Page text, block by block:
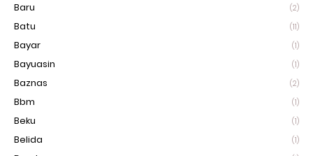
Baru (2)
Batu (11)
Bayar (1)
Bayuasin (1)
Baznas (2)
Bbm (1)
Beku (1)
Belida (1)